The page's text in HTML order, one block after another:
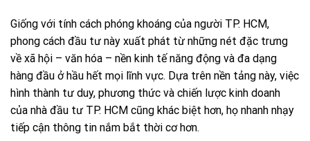
Giống với tính cách phóng khoáng của người TP. HCM,
phong cách đầu tư này xuất phát từ những nét đặc trưng
về xã hội – văn hóa – nền kinh tế năng động và đa dạng
hàng đầu ở hầu hết mọi lĩnh vực. Dựa trên nền tảng này, việc
hình thành tư duy, phương thức và chiến lược kinh doanh
của nhà đầu tư TP. HCM cũng khác biệt hơn, họ nhanh nhạy
tiếp cận thông tin nắm bắt thời cơ hơn.